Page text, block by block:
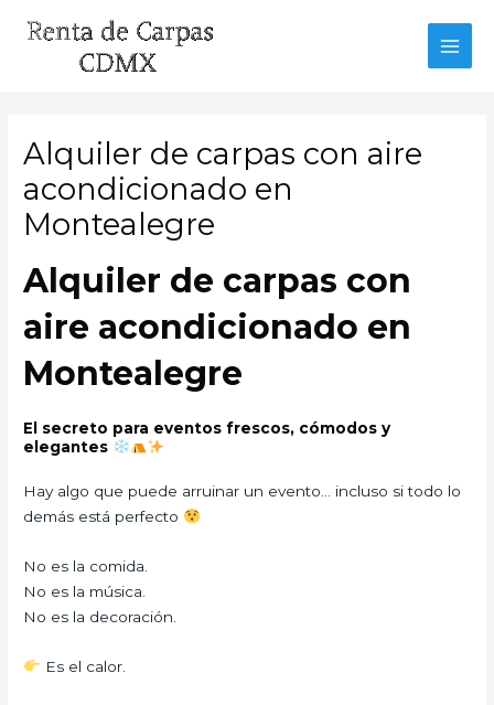
Alquiler de carpas con aire
acondicionado en
Montealegre
Alquiler de carpas con
aire acondicionado en
Montealegre
El secreto para eventos frescos, cómodos y
elegantes
Hay algo que puede arruinar un evento… incluso si todo lo
demás está perfecto
No es la comida.
No es la música.
No es la decoración.
Es el calor.